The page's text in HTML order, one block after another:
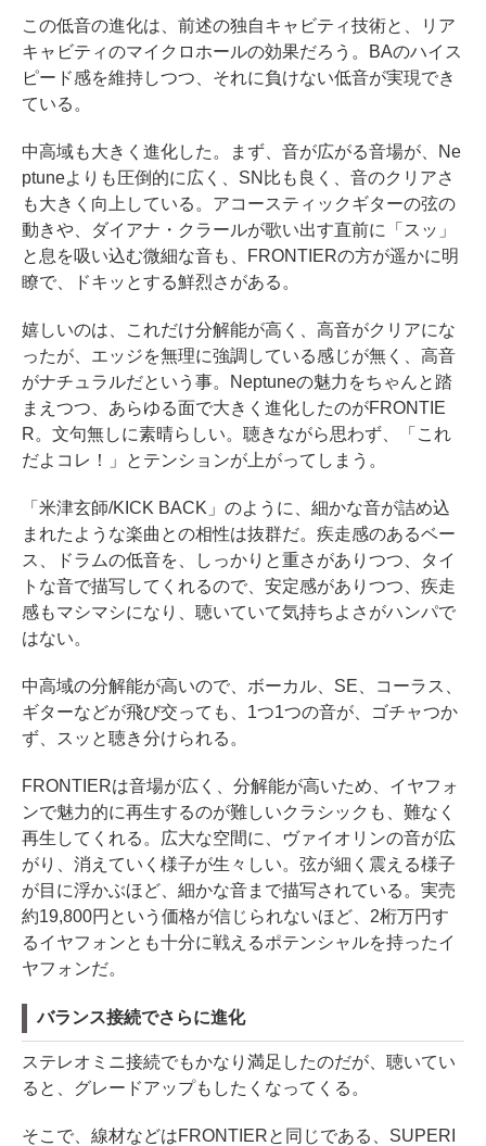
この低音の進化は、前述の独自キャビティ技術と、リア
キャビティのマイクロホールの効果だろう。BAのハイス
ピード感を維持しつつ、それに負けない低音が実現でき
ている。
中高域も大きく進化した。まず、音が広がる音場が、Ne
ptuneよりも圧倒的に広く、SN比も良く、音のクリアさ
も大きく向上している。アコースティックギターの弦の
動きや、ダイアナ・クラールが歌い出す直前に「スッ」
と息を吸い込む微細な音も、FRONTIERの方が遥かに明
瞭で、ドキッとする鮮烈さがある。
嬉しいのは、これだけ分解能が高く、高音がクリアにな
ったが、エッジを無理に強調している感じが無く、高音
がナチュラルだという事。Neptuneの魅力をちゃんと踏
まえつつ、あらゆる面で大きく進化したのがFRONTIE
R。文句無しに素晴らしい。聴きながら思わず、「これ
だよコレ！」とテンションが上がってしまう。
「米津玄師/KICK BACK」のように、細かな音が詰め込
まれたような楽曲との相性は抜群だ。疾走感のあるベー
ス、ドラムの低音を、しっかりと重さがありつつ、タイ
トな音で描写してくれるので、安定感がありつつ、疾走
感もマシマシになり、聴いていて気持ちよさがハンパで
はない。
中高域の分解能が高いので、ボーカル、SE、コーラス、
ギターなどが飛び交っても、1つ1つの音が、ゴチャつか
ず、スッと聴き分けられる。
FRONTIERは音場が広く、分解能が高いため、イヤフォ
ンで魅力的に再生するのが難しいクラシックも、難なく
再生してくれる。広大な空間に、ヴァイオリンの音が広
がり、消えていく様子が生々しい。弦が細く震える様子
が目に浮かぶほど、細かな音まで描写されている。実売
約19,800円という価格が信じられないほど、2桁万円す
るイヤフォンとも十分に戦えるポテンシャルを持ったイ
ヤフォンだ。
バランス接続でさらに進化
ステレオミニ接続でもかなり満足したのだが、聴いてい
ると、グレードアップもしたくなってくる。
そこで、線材などはFRONTIERと同じである、SUPERI